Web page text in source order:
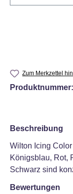
Zum Merkzettel
Produktnummer:
Beschreibung
Wilton Icing
Königsblau, Rot,
Schwarz sind
Bewertungen